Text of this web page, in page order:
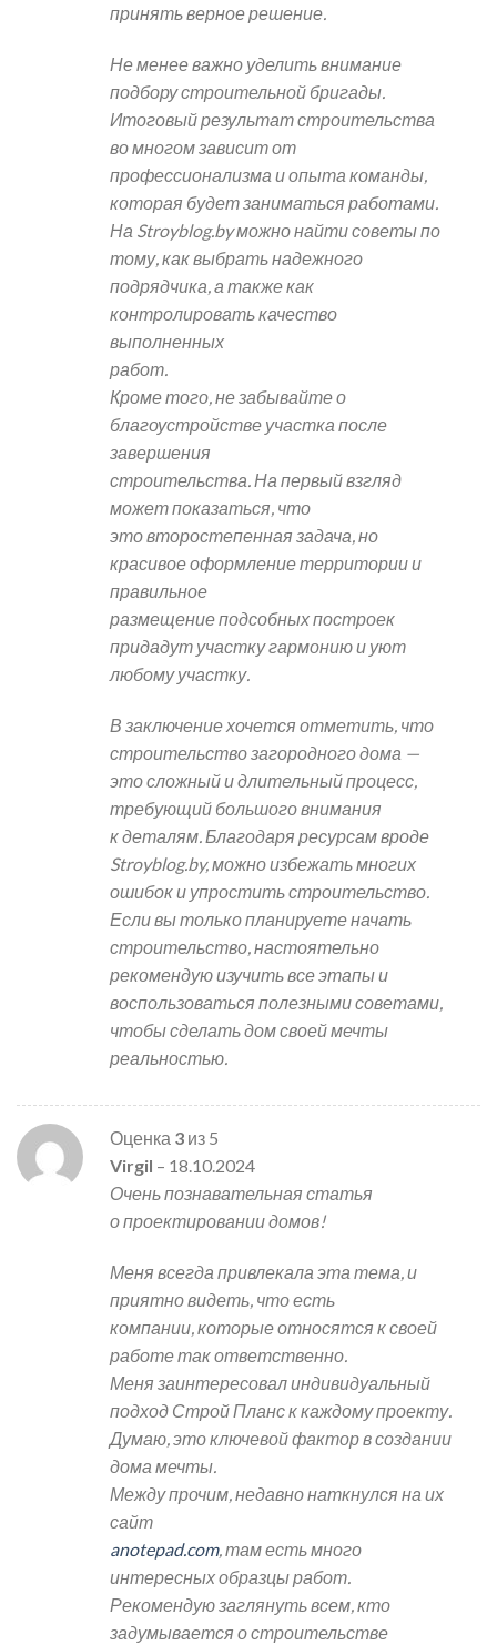
принять верное решение.
Не менее важно уделить внимание
подбору строительной бригады.
Итоговый результат строительства
во многом зависит от
профессионализма и опыта команды,
которая будет заниматься работами.
На Stroyblog.by можно найти советы по
тому, как выбрать надежного
подрядчика, а также как
контролировать качество
выполненных
работ.
Кроме того, не забывайте о
благоустройстве участка после
завершения
строительства. На первый взгляд
может показаться, что
это второстепенная задача, но
красивое оформление территории и
правильное
размещение подсобных построек
придадут участку гармонию и уют
любому участку.
В заключение хочется отметить, что
строительство загородного дома —
это сложный и длительный процесс,
требующий большого внимания
к деталям. Благодаря ресурсам вроде
Stroyblog.by, можно избежать многих
ошибок и упростить строительство.
Если вы только планируете начать
строительство, настоятельно
рекомендую изучить все этапы и
воспользоваться полезными советами,
чтобы сделать дом своей мечты
реальностью.
Оценка 3 из 5
Virgil – 18.10.2024
Очень познавательная статья
о проектировании домов!
Меня всегда привлекала эта тема, и
приятно видеть, что есть
компании, которые относятся к своей
работе так ответственно.
Меня заинтересовал индивидуальный
подход Строй Планс к каждому проекту.
Думаю, это ключевой фактор в создании
дома мечты.
Между прочим, недавно наткнулся на их
сайт
anotepad.com, там есть много
интересных образцы работ.
Рекомендую заглянуть всем, кто
задумывается о строительстве